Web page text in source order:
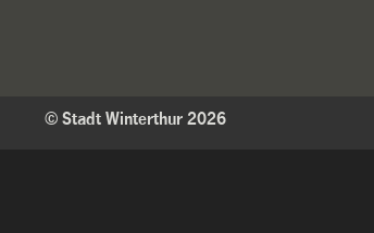
© Stadt Winterthur 2026